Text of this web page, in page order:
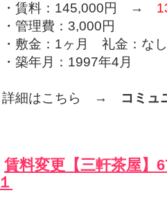
・賃料：145,000円 →
・管理費：3,000円
・敷金：1ヶ月 礼金：なし
・築年月：1997年4月
詳細はこちら → コミュ
賃料変更【三軒茶屋
１